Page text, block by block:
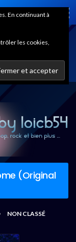
(Original
NON CLASSÉ
En continuant à
les cookies,